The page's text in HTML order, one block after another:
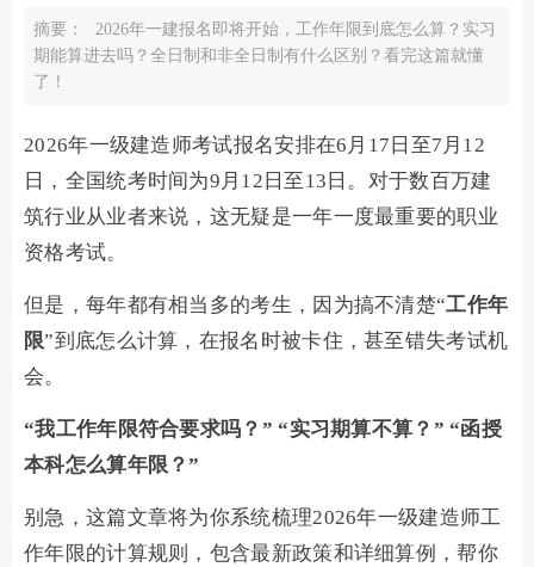
摘要：
2026年一建报名即将开始，工作年限到底怎么算？实习
期能算进去吗？全日制和非全日制有什么区别？看完这篇就懂
了！
2026年一级建造师考试报名安排在6月17日至7月12
日，全国统考时间为9月12日至13日。对于数百万建
筑行业从业者来说，这无疑是一年一度最重要的职业
资格考试。
但是，每年都有相当多的考生，因为搞不清楚“工作年
限”到底怎么计算，在报名时被卡住，甚至错失考试机
会。
“我工作年限符合要求吗？” “实习期算不算？” “函授
本科怎么算年限？”
别急，这篇文章将为你系统梳理2026年一级建造师工
作年限的计算规则，包含最新政策和详细算例，帮你